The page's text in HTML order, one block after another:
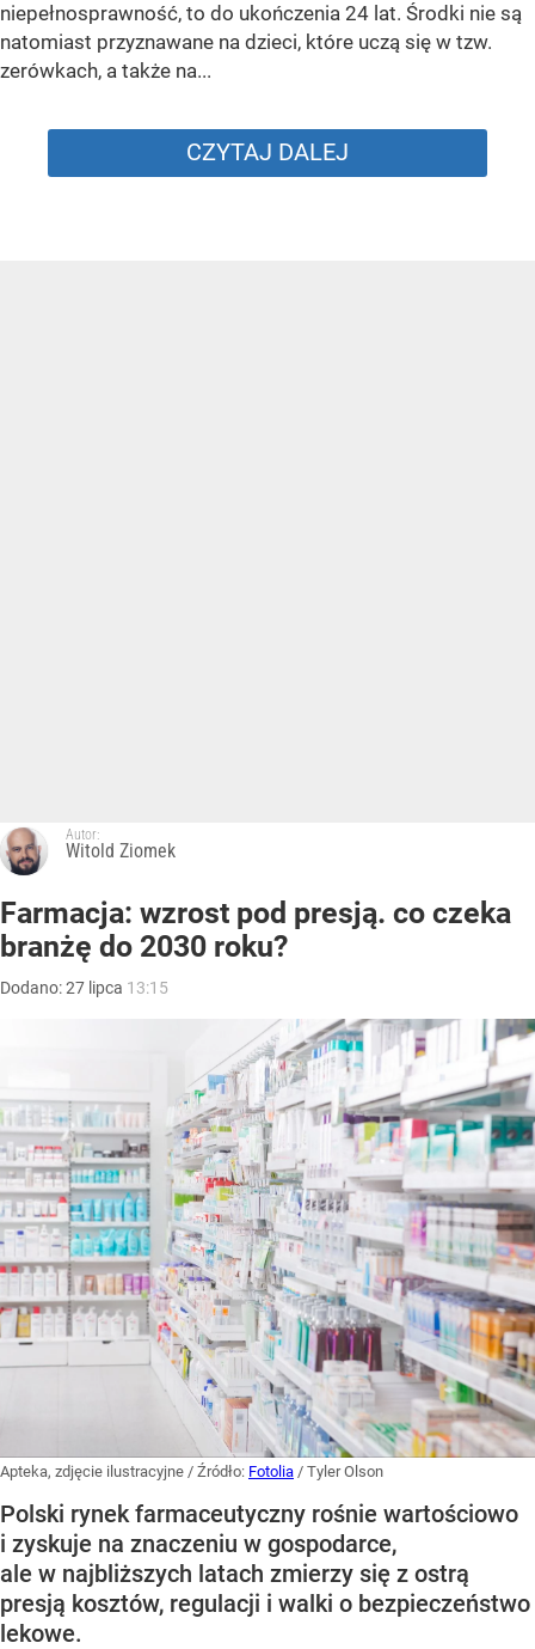
niepełnosprawność, to do ukończenia 24 lat. Środki nie są
natomiast przyznawane na dzieci, które uczą się w tzw.
zerówkach, a także na...
CZYTAJ DALEJ
Autor:
Witold Ziomek
Farmacja: wzrost pod presją. co czeka
branżę do 2030 roku?
Dodano:27 lipca 13:15
Apteka, zdjęcie ilustracyjne / Źródło: Fotolia / Tyler Olson
Polski rynek farmaceutyczny rośnie wartościowo
i zyskuje na znaczeniu w gospodarce,
ale w najbliższych latach zmierzy się z ostrą
presją kosztów, regulacji i walki o bezpieczeństwo
lekowe.